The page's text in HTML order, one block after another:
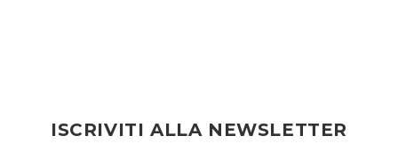
ISCRIVITI ALLA NEWSLETTER